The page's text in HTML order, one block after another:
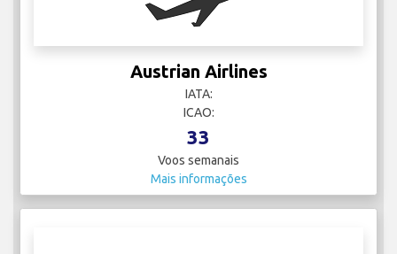
Austrian Airlines
IATA:
ICAO:
33
Voos semanais
Mais informações